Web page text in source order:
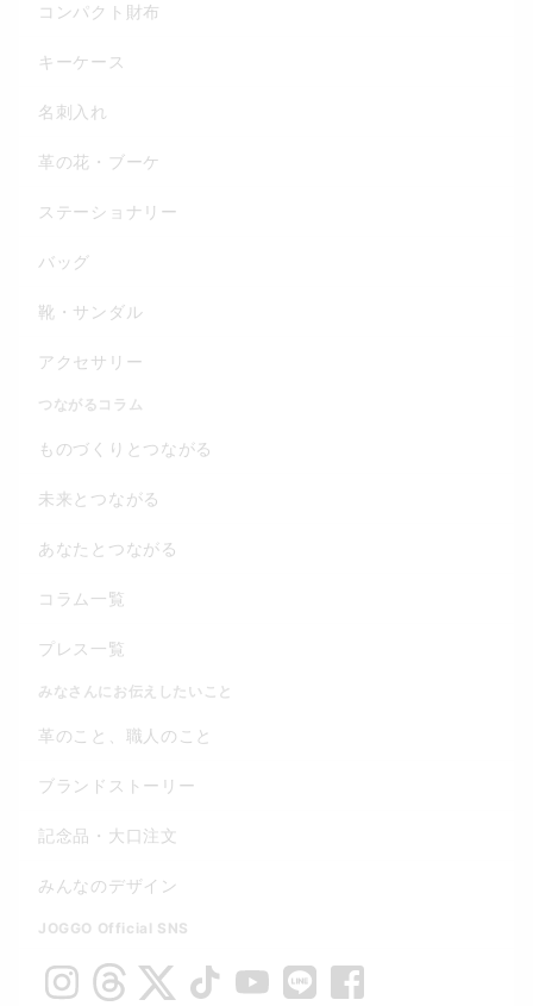
コンパクト財布
キーケース
名刺入れ
革の花・ブーケ
ステーショナリー
バッグ
靴・サンダル
アクセサリー
つながるコラム
ものづくりとつながる
未来とつながる
あなたとつながる
コラム一覧
プレス一覧
みなさんにお伝えしたいこと
革のこと、職人のこと
ブランドストーリー
記念品・大口注文
みんなのデザイン
JOGGO Official SNS